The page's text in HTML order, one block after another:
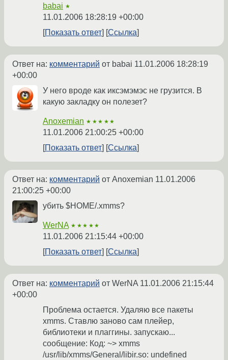
babai ★
11.01.2006 18:28:19 +00:00
Показать ответ
Ссылка
Ответ на: комментарий от babai 11.01.2006 18:28:19
+00:00
У него вроде как иксэмэмэс не грузится. В
какую закладку он полезет?
Anoxemian ★★★★★
11.01.2006 21:00:25 +00:00
Показать ответ
Ссылка
Ответ на: комментарий от Anoxemian 11.01.2006
21:00:25 +00:00
убить $HOME/.xmms?
WerNA ★★★★★
11.01.2006 21:15:44 +00:00
Показать ответ
Ссылка
Ответ на: комментарий от WerNA 11.01.2006 21:15:44
+00:00
Проблема остается. Удаляю все пакеты
xmms. Ставлю заново сам плейер,
библиотеки и плаггины. запускаю...
сообщение: Код: ~> xmms
/usr/lib/xmms/General/libir.so: undefined